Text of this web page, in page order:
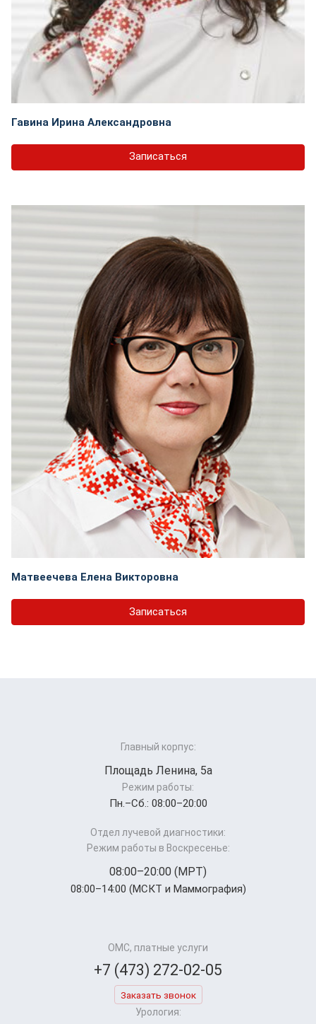
Гавина Ирина Александровна
Записаться
Матвеечева Елена Викторовна
Записаться
Главный корпус:
Площадь Ленина, 5а
Режим работы:
Пн.–Cб.: 08:00–20:00
Отдел лучевой диагностики:
Режим работы в Воскресенье:
08:00–20:00 (МРТ)
08:00–14:00 (МСКТ и Маммография)
ОМС, платные услуги
+7 (473) 272-02-05
Заказать звонок
Урология: